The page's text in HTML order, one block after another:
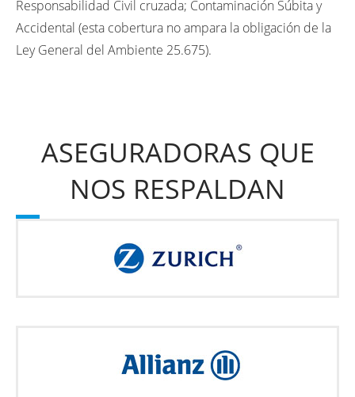
Responsabilidad Civil cruzada; Contaminación Súbita y
Accidental (esta cobertura no ampara la obligación de la
Ley General del Ambiente 25.675).
ASEGURADORAS QUE
NOS RESPALDAN